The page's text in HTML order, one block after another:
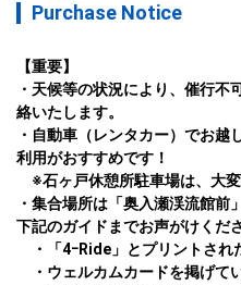
Purchase Notice
【重要】
・天候等の状況により、催行
絡いたします。
・自動車（レンタカー）でお
利用がおすすめです！
※石ヶ戸休憩所駐車場は、大変
・集合場所は「奥入瀬渓流館前
下記のガイドまでお声がけくださ
・「4ｰRide」とプリントされ
・ウェルカムカードを掲げてい